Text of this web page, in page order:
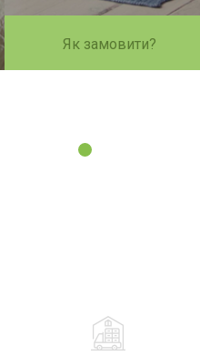
Як замовити?